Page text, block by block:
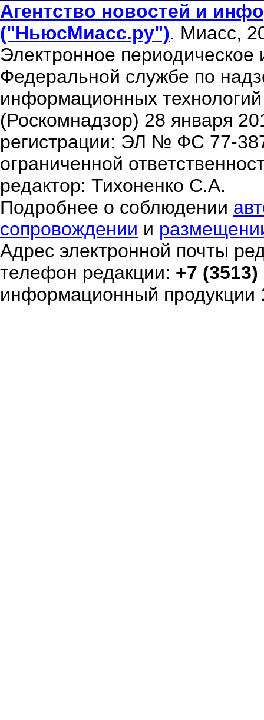
Агентство новостей и
("НьюсМиасс.ру"). Миасс,
Электронное периодическое
Федеральной службе по
информационных
(Роскомнадзор) 28 января
регистрации: ЭЛ № ФС 77-
ограниченной
редактор: Тихоненко С.А.
Подробнее о соблюдении
сопровождении и
Адрес электронной почты
телефон редакции: +7
информационный продукции